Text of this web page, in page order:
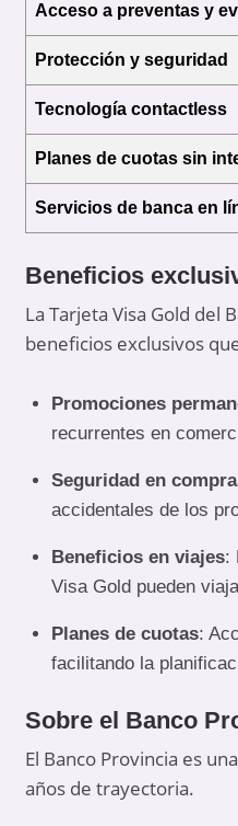
Acceso a preventas y
Protección y seguridad
Tecnología contactless
Planes de cuotas sin
Servicios de banca en
Beneficios
La Tarjeta Visa Gold del
beneficios exclusivos
Promociones
recurrentes en
Seguridad en
accidentales de los
Beneficios en viajes:
Visa Gold pueden
Planes de cuotas:
facilitando la
Sobre el Banco
El Banco Provincia es
años de trayectoria.